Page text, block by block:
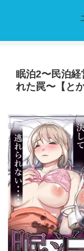
眠泊2〜民泊経
れた罠〜【と